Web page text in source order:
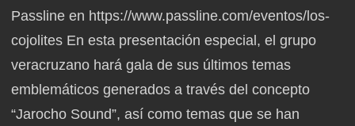
Passline en https://www.passline.com/eventos/los-
cojolites En esta presentación especial, el grupo
veracruzano hará gala de sus últimos temas
emblemáticos generados a través del concepto
“Jarocho Sound”, así como temas que se han